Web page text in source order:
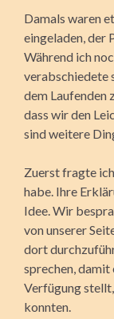
Damals waren
eingeladen, der
Während ich
verabschiedete
dem Laufenden
dass wir den
sind weitere
Zuerst fragte
habe. Ihre
Idee. Wir
von unserer
dort
sprechen, damit
Verfügung
konnten.